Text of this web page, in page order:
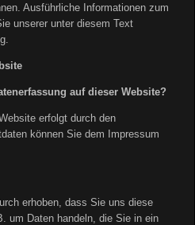
Ausführliche Informationen zum
unserer unter diesem Text
auf dieser Website?
erfolgt durch den
können Sie dem Impressum
erhoben, dass Sie uns diese
um Daten handeln, die Sie in ein